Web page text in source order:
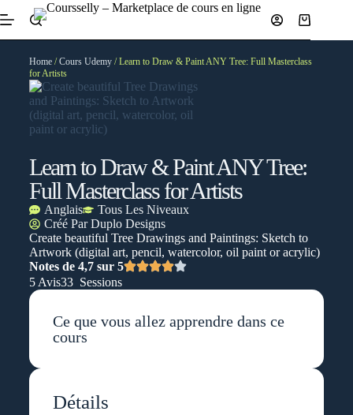
Home/Cours Udemy/ Learn to Draw & Paint ANY Tree: Full Masterclass
for Artists
Learn to Draw & Paint ANY Tree:
Full Masterclass for Artists
Anglais
Tous Les Niveaux
Créé ParDuplo Designs
Create beautiful Tree Drawings and Paintings: Sketch to
Artwork (digital art, pencil, watercolor, oil paint or acrylic)
Notes de 4,7 sur 5
5 Avis33 Sessions
Ce que vous allez apprendre dans ce
cours
Détails